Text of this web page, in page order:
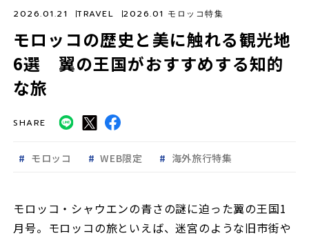
モロッコの歴史と美に触れる観光地
6選 翼の王国がおすすめする知的
な旅
2026.01.21 TRAVEL 2026.01 モロッコ特集
SHARE
モロッコ WEB限定 海外旅行特集
モロッコ・シャウエンの青さの謎に迫った翼の王国1
月号。モロッコの旅といえば、迷宮のような旧市街や